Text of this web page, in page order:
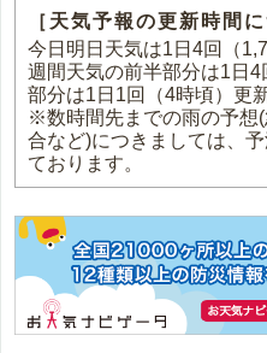
［天気予報の更新時間に
今日明日天気は1日4回（
週間天気の前半部分は1日
部分は1日1回（4時頃）更
※数時間先までの雨の予想
合など)につきましては、
ております。